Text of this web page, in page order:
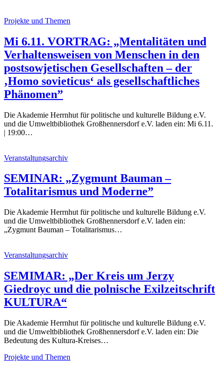
Projekte und Themen
Mi 6.11. VORTRAG: „Mentalitäten und
Verhaltensweisen von Menschen in den
postsowjetischen Gesellschaften – der
‚Homo sovieticus‘ als gesellschaftliches
Phänomen”
Die Akademie Herrnhut für politische und kulturelle Bildung e.V.
und die Umweltbibliothek Großhennersdorf e.V. laden ein: Mi 6.11.
| 19:00…
Veranstaltungsarchiv
SEMINAR: „Zygmunt Bauman –
Totalitarismus und Moderne”
Die Akademie Herrnhut für politische und kulturelle Bildung e.V.
und die Umweltbibliothek Großhennersdorf e.V. laden ein:
„Zygmunt Bauman – Totalitarismus…
Veranstaltungsarchiv
SEMIMAR: „Der Kreis um Jerzy
Giedroyc und die polnische Exilzeitschrift
KULTURA“
Die Akademie Herrnhut für politische und kulturelle Bildung e.V.
und die Umweltbibliothek Großhennersdorf e.V. laden ein: Die
Bedeutung des Kultura-Kreises…
Projekte und Themen